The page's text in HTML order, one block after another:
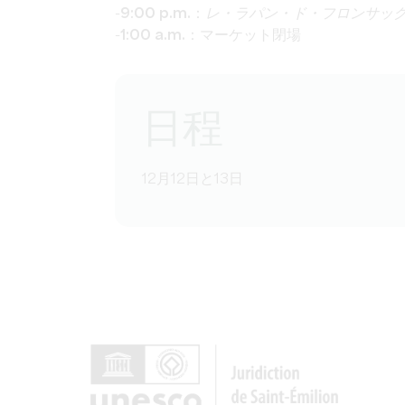
-9:00 p.m. レ・ラパン・ド・フロンサッ
-1:00 a.m. ：マーケット閉場